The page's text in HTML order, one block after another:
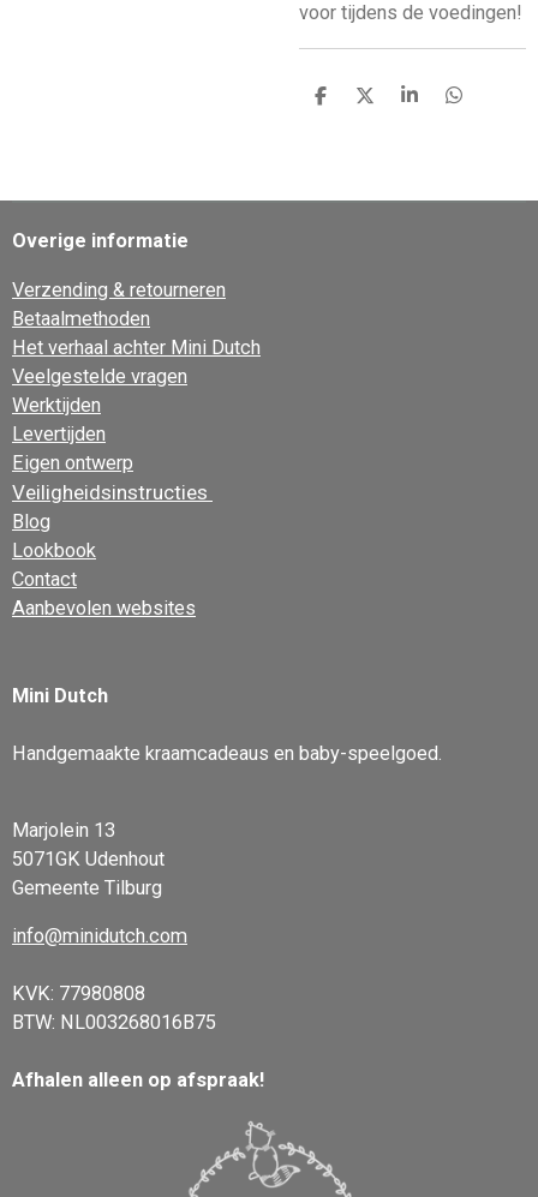
voor tijdens de voedingen!
D
D
S
D
Overige informatie
Verzending & retourneren
Betaalmethoden
Het verhaal achter Mini Dutch
Veelgestelde vragen
Werktijden
Levertijden
Eigen ontwerp
Veiligheidsinstructies
Blog
Lookbook
Contact
Aanbevolen websites
Mini Dutch
Handgemaakte kraamcadeaus en baby-speelgoed.
Marjolein 13
5071GK Udenhout
Gemeente Tilburg
info@minidutch.com
KVK: 77980808
BTW: NL003268016B75
Afhalen alleen op afspraak!